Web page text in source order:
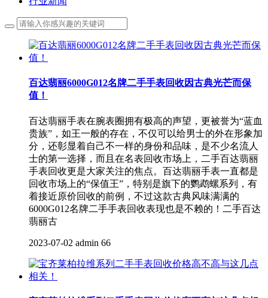
百达翡丽6000G012名牌二手手表回收因古典光芒而保
值！
百达翡丽手表在腕表圈拥有极高的声望，更被誉为“蓝血
贵族”，如王一般的存在，不仅可以给男士的外在形象加
分，还彰显着自己不一样的身份和品味，是不少名流人
士的第一选择，而且在名表回收市场上，二手百达翡丽
手表回收更是大家关注的焦点。百达翡丽手表一直都是
回收市场上的“保值王”，特别是旗下的鹦鹉螺系列，有
着接近原价回收的前例，不过这款古典风味满满的
6000G012名牌二手手表回收表现也是不赖的！二手百达
翡丽古
2023-07-02 admin 66